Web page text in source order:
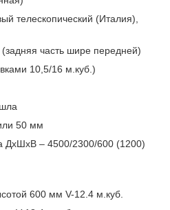
телескопический (Италия),
(задняя часть шире передней)
10,5/16 м.куб.)
50 мм
ДхШхВ – 4500/2300/600 (1200)
600 мм V-12.4 м.куб.